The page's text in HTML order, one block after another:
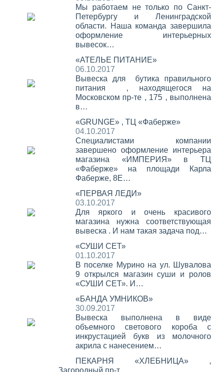
Мы работаем не только по Санкт-
Петербургу и Ленинградской
области. Наша команда завершила
оформление интерьерных
вывесок…
«АТЕЛЬЕ ПИТАНИЕ»
06.10.2017
Вывеска для бутика правильного
питания , находящегося на
Московском пр-те , 175 , выполнена
в…
«GRUNGE» , ТЦ «Фаберже»
04.10.2017
Специалистами компании
завершено оформление интерьера
магазина «ИМПЕРИЯ» в ТЦ
«Фаберже» на площади Карла
Фаберже, 8Е…
«ПЕРВАЯ ЛЕДИ»
03.10.2017
Для яркого и очень красивого
магазина нужна соответствующая
вывеска . И нам такая задача под…
«СУШИ СЕТ»
01.10.2017
В поселке Мурино на ул. Шувалова
9 открылся магазин суши и ролов
«СУШИ СЕТ». И…
«БАНДА УМНИКОВ»
30.09.2017
Вывеска выполнена в виде
объемного светового короба с
инкрустацией букв из молочного
акрила с нанесением…
ПЕКАРНЯ «ХЛЕБНИЦА» ,
Загородный пр-т